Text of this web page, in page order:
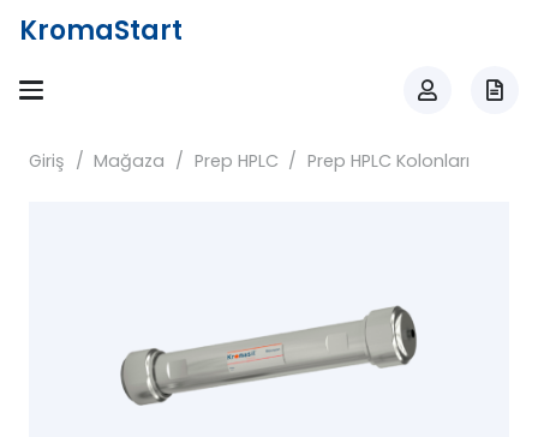
KromaStart
Giriş / Mağaza / Prep HPLC / Prep HPLC Kolonları